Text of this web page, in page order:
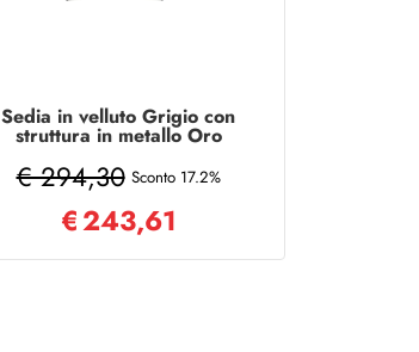
Sedia in velluto Grigio con
struttura in metallo Oro
€ 294,30 Sconto 17.2%
€243,61